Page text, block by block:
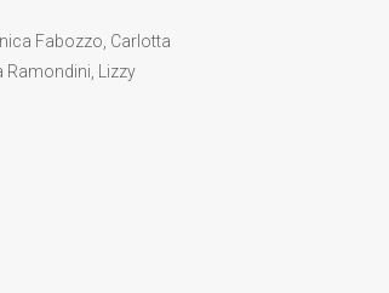
Fabozzo, Carlotta
Ramondini, Lizzy